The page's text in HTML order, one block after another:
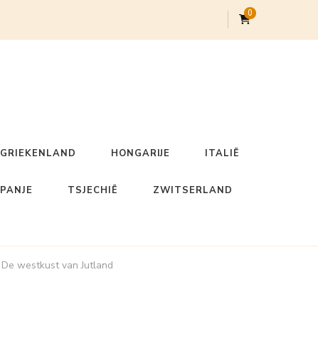
0
GRIEKENLAND HONGARIJE ITALIË
TSJECHIË ZWITSERLAND
westkust van Jutland